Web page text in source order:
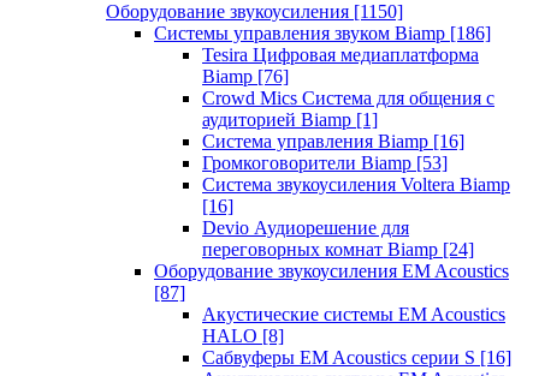
Оборудование звукоусиления [1150]
Системы управления звуком Biamp [186]
Tesira Цифровая медиаплатформа
Biamp [76]
Crowd Mics Система для общения с
аудиторией Biamp [1]
Система управления Biamp [16]
Громкоговорители Biamp [53]
Система звукоусиления Voltera Biamp
[16]
Devio Аудиорешение для
переговорных комнат Biamp [24]
Оборудование звукоусиления EM Acoustics
[87]
Акустические системы EM Acoustics
HALO [8]
Сабвуферы EM Acoustics серии S [16]